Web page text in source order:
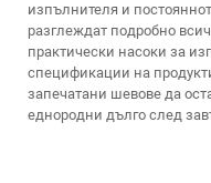
изпълнителя и
разглеждат подробно
практически насоки за
спецификации на
запечатани шевове да
еднородни дълго след